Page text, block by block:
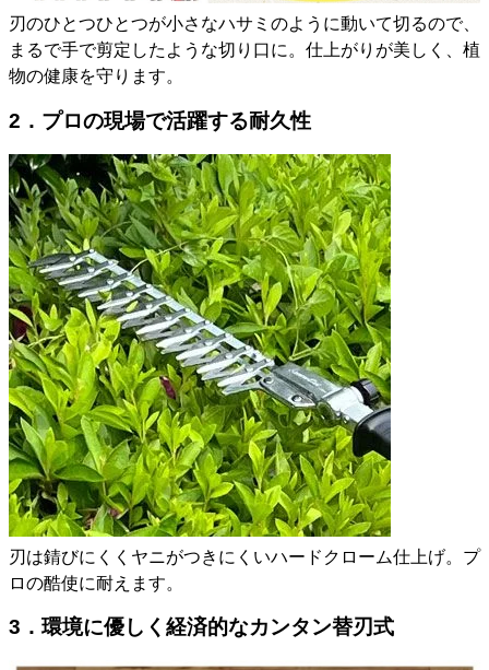
刃のひとつひとつが小さなハサミのように動いて切るので、
まるで手で剪定したような切り口に。仕上がりが美しく、植
物の健康を守ります。
2．プロの現場で活躍する耐久性
刃は錆びにくくヤニがつきにくいハードクローム仕上げ。プ
ロの酷使に耐えます。
3．環境に優しく経済的なカンタン替刃式